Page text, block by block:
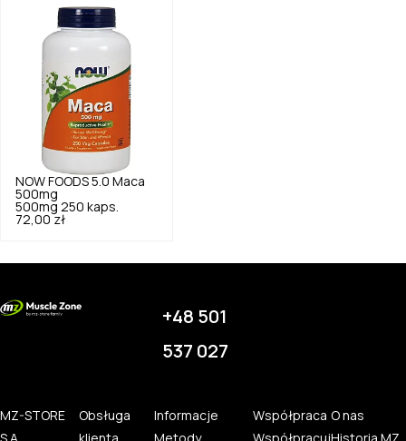
NOW FOODS 5.0 Maca
500mg
500mg 250 kaps.
72,00 zł
+48 501
537 027
MZ-STORE
S.A.
Obsługa
klienta
Informacje
Metody
Współpraca
Współpracuj
O nas
Historia MZ